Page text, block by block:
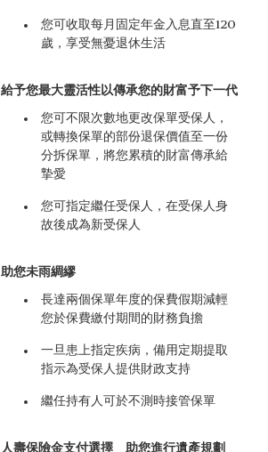
您可收取每月固定年金入息直至120
歲，享受無憂退休生活
給予您最大靈活性以傳承您的財富予下一代
您可不限次數地更改保單受保人，
或轉換保單的部份退保價值至一份
分拆保單，將您累積的財富傳承給
摯愛
您可指定繼任受保人，在受保人身
故後成為新受保人
助您未雨綢繆
長達兩個保單年度的保費假期減輕
您於保費繳付期間的財務負擔
一旦患上指定疾病，備用定期提取
指示為受保人提供財政支持
繼任持有人可於不測時接管保單
人壽保險金支付選擇 助您進行遺產規劃